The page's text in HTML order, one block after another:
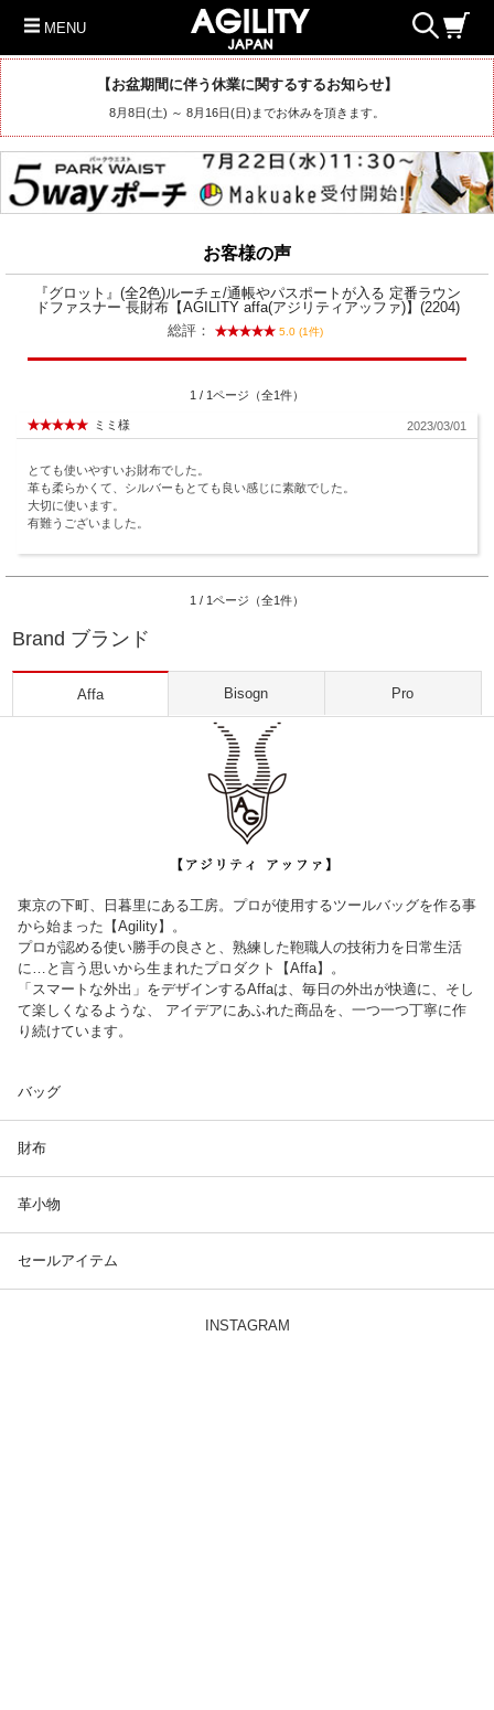
MENU
【お盆期間に伴う休業に関するするお知らせ】
8月8日(土) ～ 8月16日(日)までお休みを頂きます。
お客様の声
『グロット』(全2色)ルーチェ/通帳やパスポートが入る 定番ラウン
ドファスナー 長財布【AGILITY affa(アジリティアッファ)】(2204)
総評：
5.0 (1件)
1 / 1ページ（全1件）
ミミ様 2023/03/01
とても使いやすいお財布でした。
革も柔らかくて、シルバーもとても良い感じに素敵でした。
大切に使います。
有難うございました。
1 / 1ページ（全1件）
Brand ブランド
Affa Bisogn Pro
東京の下町、日暮里にある工房。プロが使用するツールバッグを作る事
から始まった【Agility】。
プロが認める使い勝手の良さと、熟練した鞄職人の技術力を日常生活
に…と言う思いから生まれたプロダクト【Affa】。
「スマートな外出」をデザインするAffaは、毎日の外出が快適に、そし
て楽しくなるような、 アイデアにあふれた商品を、一つ一つ丁寧に作
り続けています。
バッグ
財布
革小物
セールアイテム
INSTAGRAM